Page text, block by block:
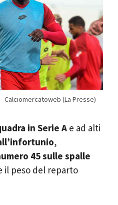
Calciomercatoweb (La Presse)
in Serie A e ad alti
,
45 sulle spalle
il peso del reparto